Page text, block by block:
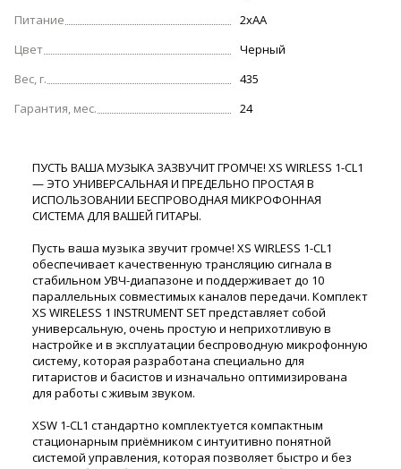
Питание
2xAA
Цвет
Черный
Вес, г.
435
Гарантия, мес.
24
ПУСТЬ ВАША МУЗЫКА ЗАЗВУЧИТ ГРОМЧЕ! XS WIRLESS 1-CL1
— ЭТО УНИВЕРСАЛЬНАЯ И ПРЕДЕЛЬНО ПРОСТАЯ В
ИСПОЛЬЗОВАНИИ БЕСПРОВОДНАЯ МИКРОФОННАЯ
СИСТЕМА ДЛЯ ВАШЕЙ ГИТАРЫ.
Пусть ваша музыка звучит громче! XS WIRLESS 1-CL1
обеспечивает качественную трансляцию сигнала в
стабильном УВЧ-диапазоне и поддерживает до 10
параллельных совместимых каналов передачи. Комплект
XS WIRELESS 1 INSTRUMENT SET представляет собой
универсальную, очень простую и неприхотливую в
настройке и в эксплуатации беспроводную микрофонную
систему, которая разработана специально для
гитаристов и басистов и изначально оптимизирована
для работы с живым звуком.
XSW 1-CL1 стандартно комплектуется компактным
стационарным приёмником с интуитивно понятной
системой управления, которая позволяет быстро и без